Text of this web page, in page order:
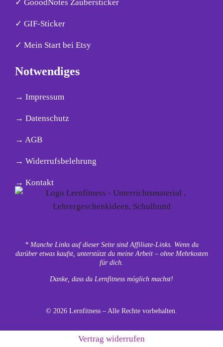
✓ GooodNotes Zaubersticker
✓ GIF-Sticker
✓ Mein Start bei Etsy
Notwendiges
→ Impressum
→ Datenschutz
→ AGB
→ Widerrufsbelehrung
→ Kontakt
* Manche Links auf dieser Seite sind Affiliate-Links. Wenn du
darüber etwas kaufst, unterstützt du meine Arbeit – ohne Mehrkosten
für dich.
Danke, dass du Lernfitness möglich machst!
© 2026 Lernfitness – Alle Rechte vorbehalten.
Vertrag widerrufen